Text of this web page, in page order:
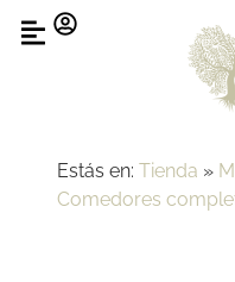
Estás en: Tienda »
Comedores